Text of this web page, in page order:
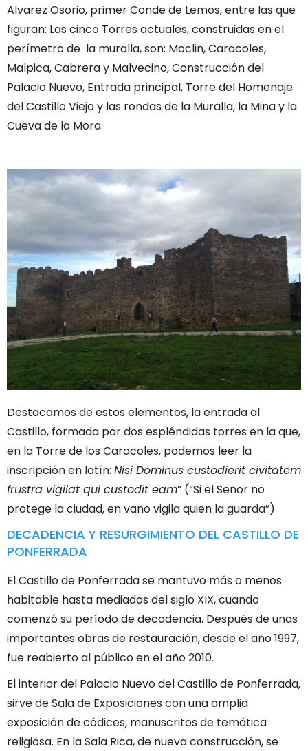
Alvarez Osorio, primer Conde de Lemos, entre las que
figuran: Las cinco Torres actuales, construidas en el
perímetro de la muralla, son: Moclin, Caracoles,
Malpica, Cabrera y Malvecino, Construcción del
Palacio Nuevo, Entrada principal, Torre del Homenaje
del Castillo Viejo y las rondas de la Muralla, la Mina y la
Cueva de la Mora.
Destacamos de estos elementos, la entrada al
Castillo, formada por dos espléndidas torres en la que,
en la Torre de los Caracoles, podemos leer la
inscripción en latín: Nisi Dominus custodierit civitatem
frustra vigilat qui custodit eam” (“Si el Señor no
protege la ciudad, en vano vigila quien la guarda”)
DECADENCIA Y RESURGIMIENTO DEL CASTILLO DE
PONFERRADA
El Castillo de Ponferrada se mantuvo más o menos
habitable hasta mediados del siglo XIX, cuando
comenzó su período de decadencia. Después de unas
importantes obras de restauración, desde el año 1997,
fue reabierto al público en el año 2010.
El interior del Palacio Nuevo del Castillo de Ponferrada,
sirve de Sala de Exposiciones con una amplia
exposición de códices, manuscritos de temática
religiosa. En la Sala Rica, de nueva construcción, se